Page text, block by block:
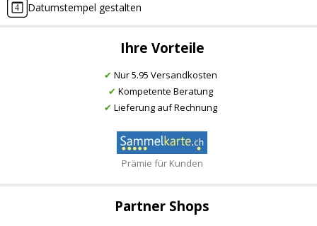
Datumstempel gestalten
Ihre Vorteile
✔ Nur 5.95 Versandkosten
✔ Kompetente Beratung
✔ Lieferung auf Rechnung
Prämie für Kunden
Partner Shops